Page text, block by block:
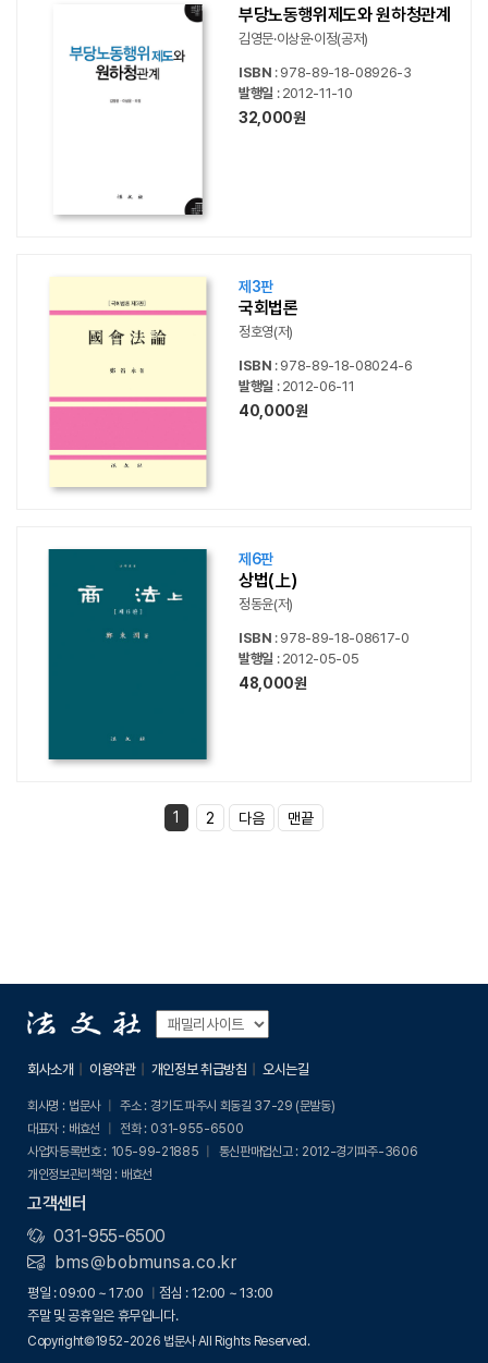
부당노동행위제도와 원하청관계
김영문·이상윤·이정(공저)
ISBN : 978-89-18-08926-3
발행일 : 2012-11-10
32,000원
제3판
국회법론
정호영(저)
ISBN : 978-89-18-08024-6
발행일 : 2012-06-11
40,000원
제6판
상법(上)
정동윤(저)
ISBN : 978-89-18-08617-0
발행일 : 2012-05-05
48,000원
1 2 다음 맨끝
회사소개 이용약관 개인정보 취급방침 오시는길
회사명 : 법문사 주소 : 경기도 파주시 회동길 37-29 (문발동)
대표자 : 배효선 전화 : 031-955-6500
사업자등록번호 : 105-99-21885 통신판매업신고 : 2012-경기파주-3606
개인정보관리책임 : 배효선
고객센터
031-955-6500
bms@bobmunsa.co.kr
평일 : 09:00 ~ 17:00
점심 : 12:00 ~ 13:00
주말 및 공휴일은 휴무입니다.
Copyright©1952-2026 법문사 All Rights Reserved.